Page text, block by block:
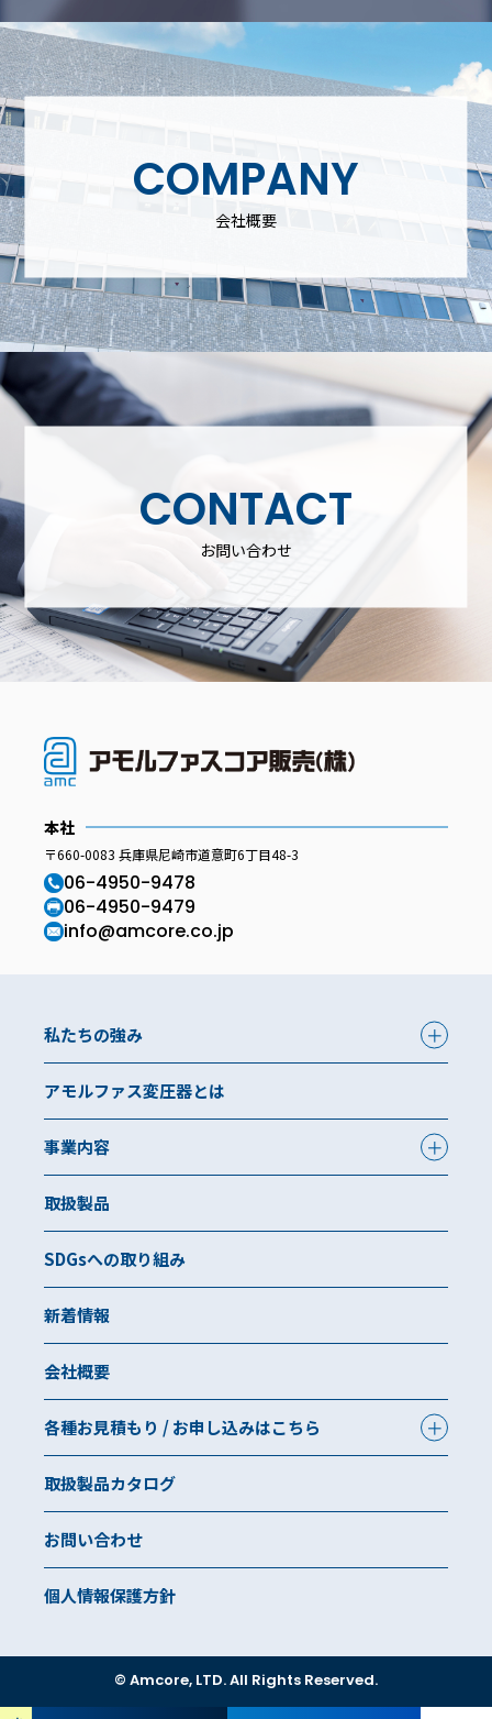
COMPANY
会社概要
CONTACT
お問い合わせ
本社
〒660-0083 兵庫県尼崎市道意町6丁目48-3
06-4950-9478
06-4950-9479
info@amcore.co.jp
私たちの強み
アモルファス変圧器とは
事業内容
取扱製品
SDGsへの取り組み
新着情報
会社概要
各種お見積もり / お申し込みはこちら
取扱製品カタログ
お問い合わせ
個人情報保護方針
© Amcore, LTD. All Rights Reserved.